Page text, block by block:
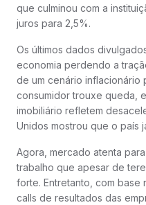
que culminou com a
juros para 2,5%.
Os últimos dados
economia perdendo a
de um cenário inflacionário
consumidor trouxe queda,
imobiliário refletem
Unidos mostrou que o país
Agora, mercado atenta
trabalho que apesar de
forte. Entretanto, com
calls de resultados das